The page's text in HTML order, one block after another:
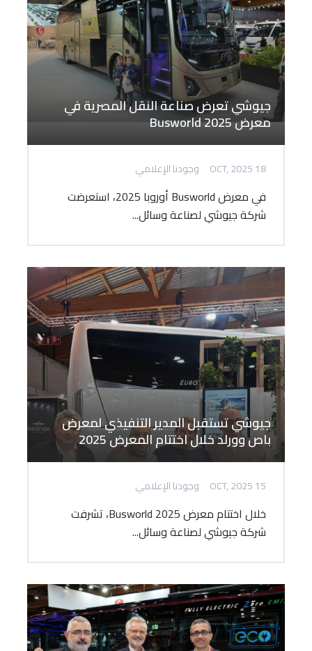
جيوشي تعرض صناعة النقل المصرية في
معرض Busworld 2025
18 OCT, 2025 وجودنا الإعلامي
في معرض Busworld أوروبا 2025، استعرضت
شركة جيوشي لصناعة وسائل...
جيوشي تستقبل المدير التنفيذي لمعرض
باص وورلد خلال اختتام المعرض 2025
15 OCT, 2025 وجودنا الإعلامي
خلال اختتام معرض Busworld 2025، تشرفت
شركة جيوشي لصناعة وسائل...